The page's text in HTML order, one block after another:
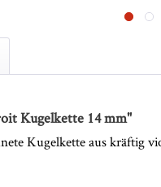
Kugelkette 14 mm"
Kugelkette aus kräftig